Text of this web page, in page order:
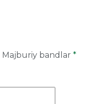
Majburiy bandlar *